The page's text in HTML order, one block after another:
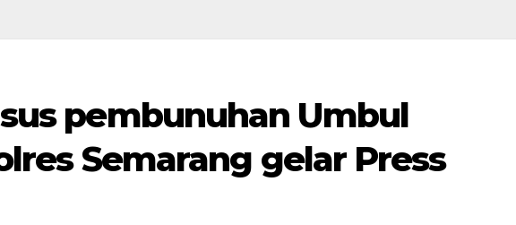
pembunuhan Umbul
Semarang gelar Press